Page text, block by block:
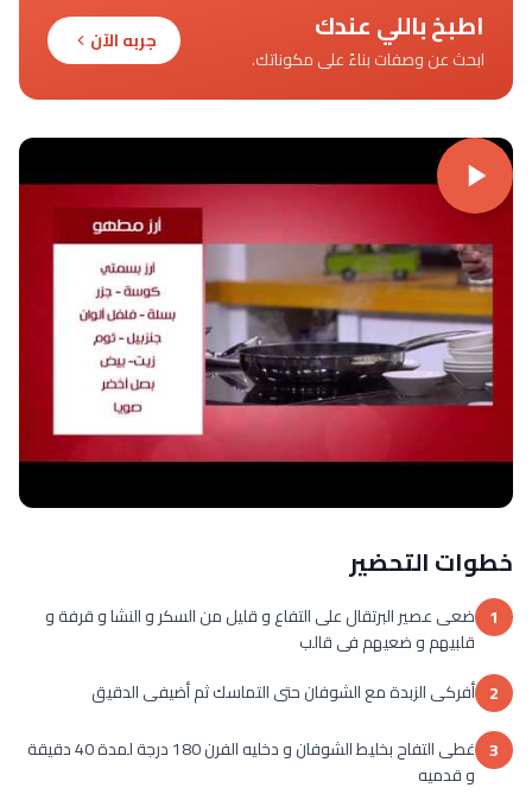
اطبخ باللي عندك
ابحث عن وصفات بناءً على مكوناتك.
جربه الآن
خطوات التحضير
1 ضعى عصير البرتقال على التفاع و قليل من السكر و النشا و قرفة و
قلبيهم و ضعيهم فى قالب
2 أفركى الزبدة مع الشوفان حتى التماسك ثم أضيفى الدقيق
3
غطى التفاح بخليط الشوفان و دخليه الفرن 180 درجة لمدة 40 دقيقة
و قدميه